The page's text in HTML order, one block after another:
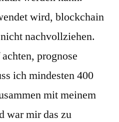
wird, blockchain
nachvollziehen.
prognose
ich mindesten 400
mit meinem
war mir das zu